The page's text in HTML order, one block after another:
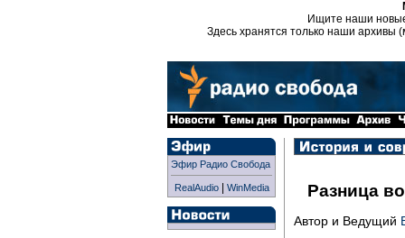
Ищите наши
Здесь хранятся только наши архивы
Эфир Радио Свобода
RealAudio| WinMedia Разница
Автор и Ведущий